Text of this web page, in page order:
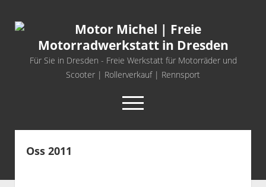
Motor
Michel
Motorradwerkstatt
Für Sie in Dresden - Freie Werkstatt für Motorräder und
Scooter | Rollerverkauf | Rennsport
open
menu
facebookinfo@motor-michel.com
email-formwhatsapp
Oss 2011